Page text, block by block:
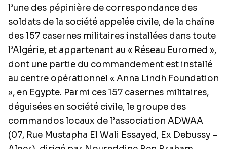
l’une des pépinière de correspondance des
soldats de la société appelée civile, de la chaîne
des 157 casernes militaires installées dans toute
l’Algérie, et appartenant au « Réseau Euromed »,
dont une partie du commandement est installé
au centre opérationnel « Anna Lindh Foundation
», en Egypte. Parmi ces 157 casernes militaires,
déguisées en société civile, le groupe des
commandos locaux de l’association ADWAA
(07, Rue Mustapha El Wali Essayed, Ex Debussy –